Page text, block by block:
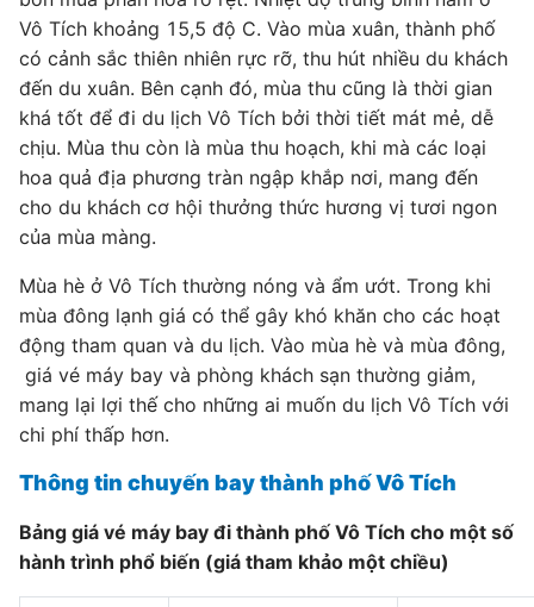
Vô Tích khoảng 15,5 độ C. Vào mùa xuân, thành phố
có cảnh sắc thiên nhiên rực rỡ, thu hút nhiều du khách
đến du xuân. Bên cạnh đó, mùa thu cũng là thời gian
khá tốt để đi du lịch Vô Tích bởi thời tiết mát mẻ, dễ
chịu. Mùa thu còn là mùa thu hoạch, khi mà các loại
hoa quả địa phương tràn ngập khắp nơi, mang đến
cho du khách cơ hội thưởng thức hương vị tươi ngon
của mùa màng.
Mùa hè ở Vô Tích thường nóng và ẩm ướt. Trong khi
mùa đông lạnh giá có thể gây khó khăn cho các hoạt
động tham quan và du lịch. Vào mùa hè và mùa đông,
giá vé máy bay và phòng khách sạn thường giảm,
mang lại lợi thế cho những ai muốn du lịch Vô Tích với
chi phí thấp hơn.
Thông tin chuyến bay thành phố Vô Tích
Bảng giá vé máy bay đi thành phố Vô Tích cho một số
hành trình phổ biến (giá tham khảo một chiều)